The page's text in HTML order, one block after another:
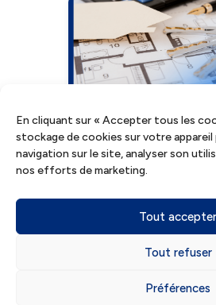
En cliquant sur « Accepter tous les
stockage de cookies sur votre appareil
navigation sur le site, analyser son
nos efforts de marketing.
Tout accepter
Tout refuser
Préférences
Valeurs
2026 : hausse
%
COMPTABILITÉ